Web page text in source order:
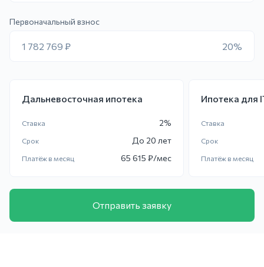
Первоначальный взнос
1 782 769 ₽ 20%
Дальневосточная ипотека
Ставка 2%
Срок До 20 лет
Платёж в месяц 65 615 ₽/мес
Ипотека для
Ставка
Срок
Платёж в месяц
Отправить заявку